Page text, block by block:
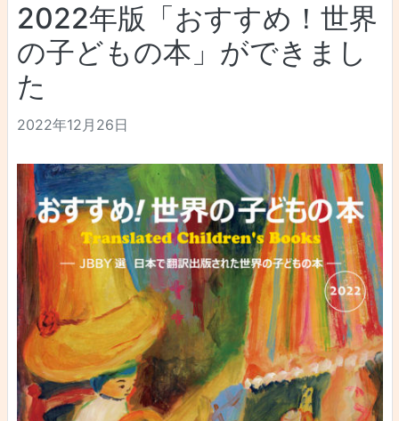
2022年版「おすすめ！世界
の子どもの本」ができまし
た
2022年12月26日